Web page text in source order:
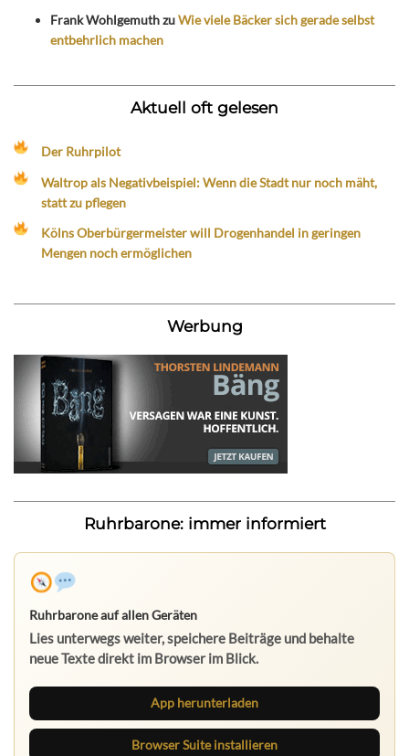
Frank WohlgemuthzuWie viele Bäcker sich gerade selbst
entbehrlich machen
Aktuell oft gelesen
Der Ruhrpilot
Waltrop als Negativbeispiel: Wenn die Stadt nur noch mäht,
statt zu pflegen
Kölns Oberbürgermeister will Drogenhandel in geringen
Mengen noch ermöglichen
Werbung
Ruhrbarone: immer informiert
Ruhrbarone auf allen Geräten
Lies unterwegs weiter, speichere Beiträge und behalte
neue Texte direkt im Browser im Blick.
App herunterladen
Browser Suite installieren